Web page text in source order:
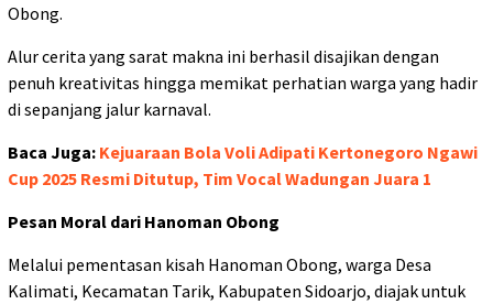
Obong.
Alur cerita yang sarat makna ini berhasil disajikan dengan
penuh kreativitas hingga memikat perhatian warga yang hadir
di sepanjang jalur karnaval.
Baca Juga: Kejuaraan Bola Voli Adipati Kertonegoro Ngawi
Cup 2025 Resmi Ditutup, Tim Vocal Wadungan Juara 1
Pesan Moral dari Hanoman Obong
Melalui pementasan kisah Hanoman Obong, warga Desa
Kalimati, Kecamatan Tarik, Kabupaten Sidoarjo, diajak untuk